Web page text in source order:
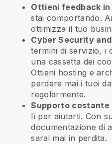
Ottieni feedback
stai comportando.
ottimizza il tuo
Cyber Security
termini di servizio, i
una cassetta dei
Ottieni hosting e
perdere mai i tuoi
regolarmente.
Supporto costante
lì per aiutarti. Con
documentazione di
sarai mai in perdita.